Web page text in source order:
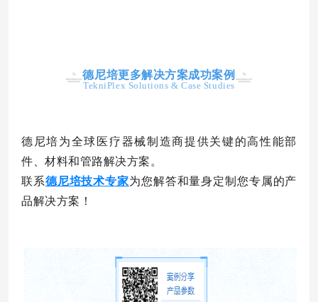
德尼培更多解决方案成功案例
TekniPlex Solutions & Case Studies
德尼培为全球医疗器械制造商提供关键的高性能部
件、材料和管路解决方案。
联系德尼培技术专家为您解答和量身定制您专属的产
品解决方案！